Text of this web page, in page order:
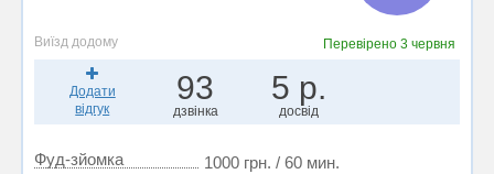
Виїзд додому Перевірено 3 червня
Додати
відгук
93
дзвінка
5 р.
досвід
Фуд-зйомка 1000 грн. / 60 мин.